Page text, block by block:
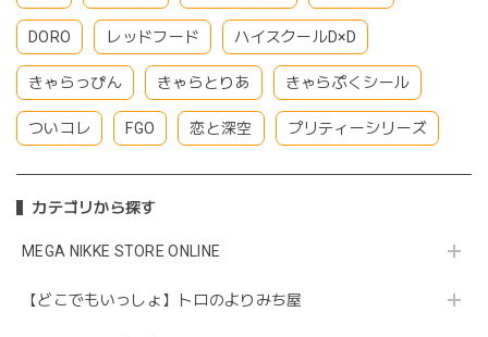
DORO レッドフード ハイスクールD×D
きゃらっぴん きゃらとりあ きゃらぷくシール
ついコレ FGO 恋と深空 プリティーシリーズ
カテゴリから探す
MEGA NIKKE STORE ONLINE
【どこでもいっしょ】トロのよりみち屋